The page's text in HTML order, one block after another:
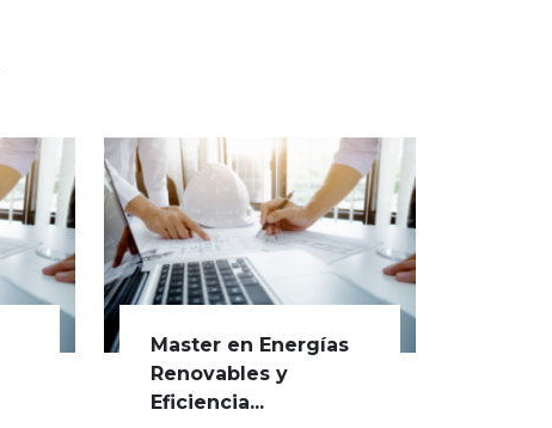
Master en Energías
Renovables y
Eficiencia...